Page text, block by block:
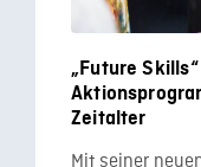
„Future
Zeitalter
Mit seiner